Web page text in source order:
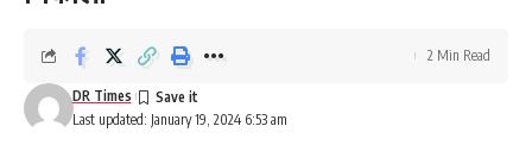
Last updated: January 19, 2024 6:53 am
DR Times
2 Min Read